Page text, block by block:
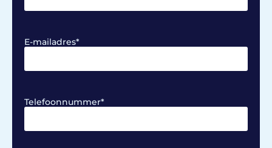
E-mailadres*
Telefoonnummer*